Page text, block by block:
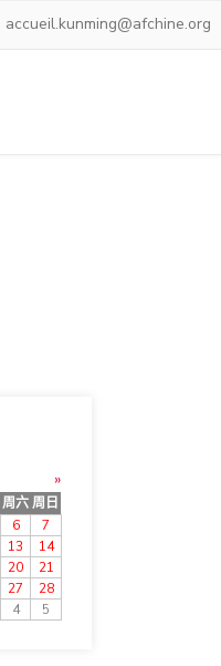
accueil.kunming@afchine.org
»
周六 周日
6
7
13
14
20
21
27
28
4 5